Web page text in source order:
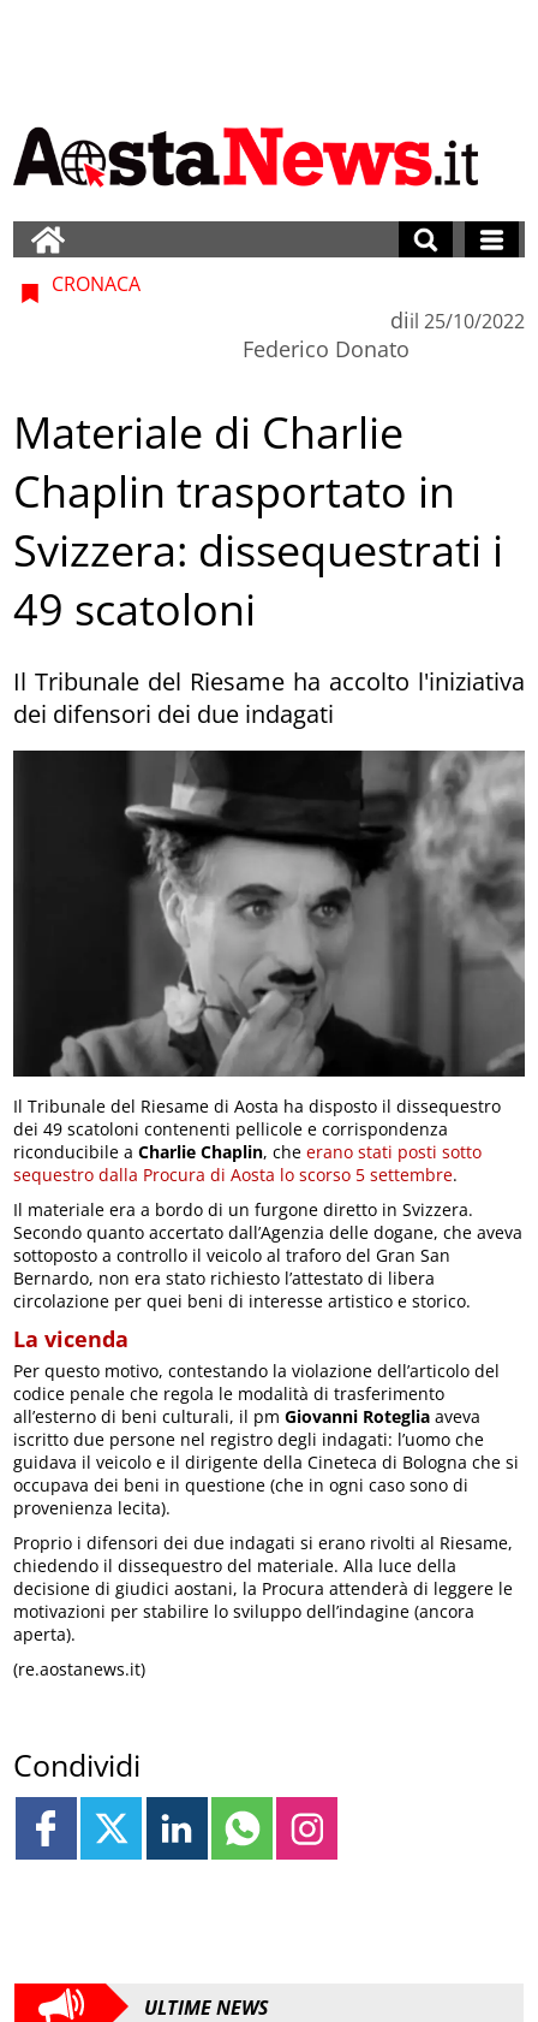
CRONACA
di
Federico Donato
il 25/10/2022
Materiale di Charlie
Chaplin trasportato in
Svizzera: dissequestrati i
49 scatoloni
Il Tribunale del Riesame ha accolto l'iniziativa
dei difensori dei due indagati
Il Tribunale del Riesame di Aosta ha disposto il dissequestro
dei 49 scatoloni contenenti pellicole e corrispondenza
riconducibile aCharlie Chaplin, cheerano stati posti sotto
sequestro dalla Procura di Aosta lo scorso 5 settembre.
Il materiale era a bordo di un furgone diretto in Svizzera.
Secondo quanto accertato dall’Agenzia delle dogane, che aveva
sottoposto a controllo il veicolo al traforo del Gran San
Bernardo, non era stato richiesto l’attestato di libera
circolazione per quei beni di interesse artistico e storico.
La vicenda
Per questo motivo, contestando la violazione dell’articolo del
codice penale che regola le modalità di trasferimento
all’esterno di beni culturali, il pmGiovanni Roteglia aveva
iscritto due persone nel registro degli indagati: l’uomo che
guidava il veicolo e il dirigente della Cineteca di Bologna che si
occupava dei beni in questione (che in ogni caso sono di
provenienza lecita).
Proprio i difensori dei due indagati si erano rivolti al Riesame,
chiedendo il dissequestro del materiale. Alla luce della
decisione di giudici aostani, la Procura attenderà di leggere le
motivazioni per stabilire lo sviluppo dell’indagine (ancora
aperta).
(re.aostanews.it)
Condividi
ULTIME NEWS